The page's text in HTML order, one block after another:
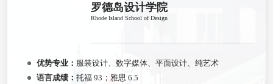
罗德岛设计学院
Rhode Island School of Design
优势专业： 服装设计、数字媒体、平面设计、纯艺术
语言成绩： 托福 93；雅思 6.5